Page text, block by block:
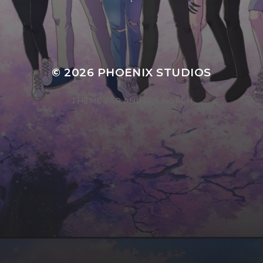
© 2026 PHOENIX STUDIOS
THÈME PARANDERS NORÉN